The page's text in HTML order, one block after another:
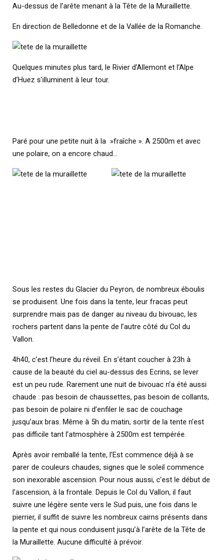
Au-dessus de l’arête menant à la Tête de la Muraillette.
En direction de Belledonne et de la Vallée de la Romanche.
Quelques minutes plus tard, le Rivier d’Allemont et l’Alpe
d’Huez s’illuminent à leur tour.
Paré pour une petite nuit à la »fraîche ». A 2500m et avec
une polaire, on a encore chaud…
Sous les restes du Glacier du Peyron, de nombreux éboulis
se produisent. Une fois dans la tente, leur fracas peut
surprendre mais pas de danger au niveau du bivouac, les
rochers partent dans la pente de l’autre côté du Col du
Vallon.
4h40, c’est l’heure du réveil. En s’étant coucher à 23h à
cause de la beauté du ciel au-dessus des Ecrins, se lever
est un peu rude. Rarement une nuit de bivouac n’a été aussi
chaude : pas besoin de chaussettes, pas besoin de collants,
pas besoin de polaire ni d’enfiler le sac de couchage
jusqu’aux bras. Même à 5h du matin, sortir de la tente n’est
pas difficile tant l’atmosphère à 2500m est tempérée.
Après avoir remballé la tente, l’Est commence déjà à se
parer de couleurs chaudes, signes que le soleil commence
son inexorable ascension. Pour nous aussi, c’est le début de
l’ascension, à la frontale. Depuis le Col du Vallon, il faut
suivre une légère sente vers le Sud puis, une fois dans le
pierrier, il suffit de suivre les nombreux cairns présents dans
la pente et qui nous conduisent jusqu’à l’arête de la Tête de
la Muraillette. Aucune difficulté à prévoir.